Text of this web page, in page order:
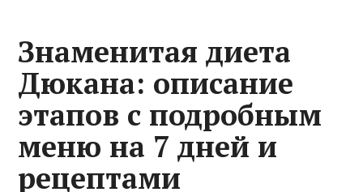
Знаменитая диета
Дюкана: описание
этапов с подробным
меню на 7 дней и
рецептами